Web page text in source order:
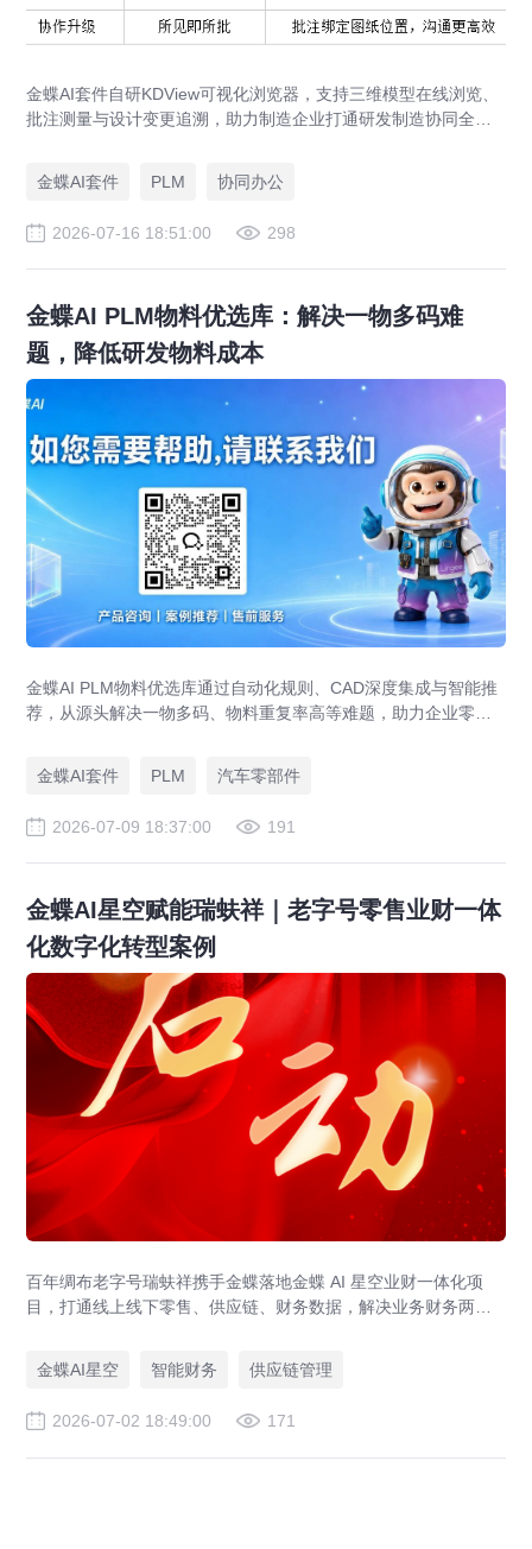
金蝶AI套件自研KDView可视化浏览器，支持三维模型在线浏览、
批注测量与设计变更追溯，助力制造企业打通研发制造协同全链
金蝶AI套件
PLM 协同办公
2026-07-16 18:51:00 298
金蝶AI PLM物料优选库：解决一物多码难
题，降低研发物料成本
金蝶AI PLM物料优选库通过自动化规则、CAD深度集成与智能推
荐，从源头解决一物多码、物料重复率高等难题，助力企业零部
金蝶AI套件
PLM 汽车零部件
2026-07-09 18:37:00 191
金蝶AI星空赋能瑞蚨祥｜老字号零售业财一体
化数字化转型案例
百年绸布老字号瑞蚨祥携手金蝶落地金蝶 AI 星空业财一体化项
目，打通线上线下零售、供应链、财务数据，解决业务财务两张
金蝶AI星空
智能财务 供应链管理
2026-07-02 18:49:00 171